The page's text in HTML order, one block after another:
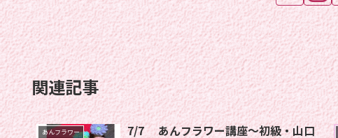
関連記事
あんフラワー
7/7 あんフラワー講座〜初級・山口